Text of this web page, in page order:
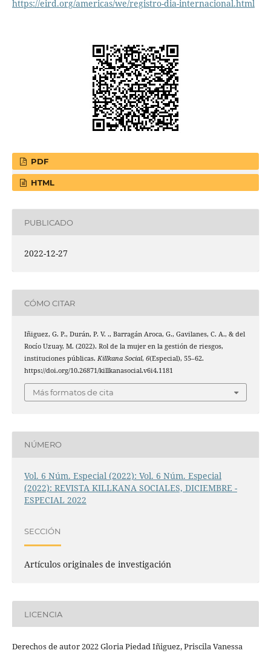
https://eird.org/americas/we/registro-dia-internacional.html
PDF
HTML
PUBLICADO
2022-12-27
CÓMO CITAR
Iñiguez, G. P., Durán, P. V. ., Barragán Aroca, G., Gavilanes, C. A., & del
Rocío Uzuay, M. (2022). Rol de la mujer en la gestión de riesgos,
instituciones públicas. Killkana Social, 6(Especial), 55–62.
https://doi.org/10.26871/killkanasocial.v6i4.1181
Más formatos de cita
NÚMERO
Vol. 6 Núm. Especial (2022): Vol. 6 Núm. Especial
(2022): REVISTA KILLKANA SOCIALES, DICIEMBRE -
ESPECIAL 2022
SECCIÓN
Artículos originales de investigación
LICENCIA
Derechos de autor 2022 Gloria Piedad Iñiguez, Priscila Vanessa